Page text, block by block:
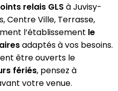
relais GLS à Juvisy-
Centre Ville, Terrasse,
l’établissement le
adaptés à vos besoins.
être ouverts le
fériés, pensez à
votre venue.